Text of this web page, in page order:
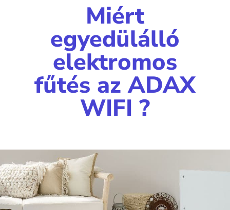
Miért
egyedülálló
elektromos
fűtés az ADAX
WIFI ?